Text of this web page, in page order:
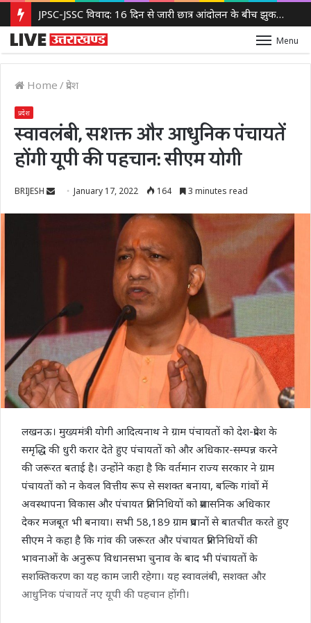
JPSC-JSSC विवाद: 16 दिन से जारी छात्र आंदोलन के बीच झुकती दिखी झारखंड सरकार, 14वीं JPSC PT रद्द करने पर विचार
Menu
Home /प्रदेश
प्रदेश
स्वावलंबी, सशक्त और आधुनिक पंचायतें
होंगी यूपी की पहचान: सीएम योगी
BRIJESH
SendJanuary 17, 2022 164 3 minutes read
लखनऊ। मुख्यमंत्री योगी आदित्यनाथ ने ग्राम पंचायतों को देश-प्रदेश के
समृद्धि की धुरी करार देते हुए पंचायतों को और अधिकार-सम्पन्न करने
की जरूरत बताई है। उन्होंने कहा है कि वर्तमान राज्य सरकार ने ग्राम
पंचायतों को न केवल वित्तीय रूप से सशक्त बनाया, बल्कि गांवों में
अवस्थापना विकास और पंचायत प्रतिनिधियों को प्रशासनिक अधिकार
देकर मजबूत भी बनाया। सभी 58,189 ग्राम प्रधानों से बातचीत करते हुए
सीएम ने कहा है कि गांव की जरूरत और पंचायत प्रतिनिधियों की
भावनाओं के अनुरूप विधानसभा चुनाव के बाद भी पंचायतों के
सशक्तिकरण का यह काम जारी रहेगा। यह स्वावलंबी, सशक्त और
आधुनिक पंचायतें नए यूपी की पहचान होंगी।